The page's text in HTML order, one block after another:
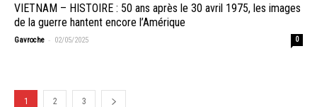
VIETNAM – HISTOIRE : 50 ans après le 30 avril 1975, les images
de la guerre hantent encore l’Amérique
Gavroche - 02/05/2025 0
1 2 3